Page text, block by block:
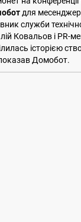
для
служби
Ковальов і PR-
історією
Домобот.